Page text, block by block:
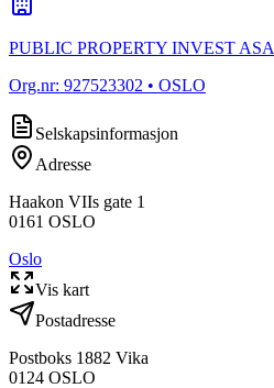
PUBLIC PROPERTY INVEST ASA
Org.nr: 927523302 • OSLO
Selskapsinformasjon
Adresse
Haakon VIIs gate 1
0161 OSLO
Oslo
Vis kart
Postadresse
Postboks 1882 Vika
0124 OSLO